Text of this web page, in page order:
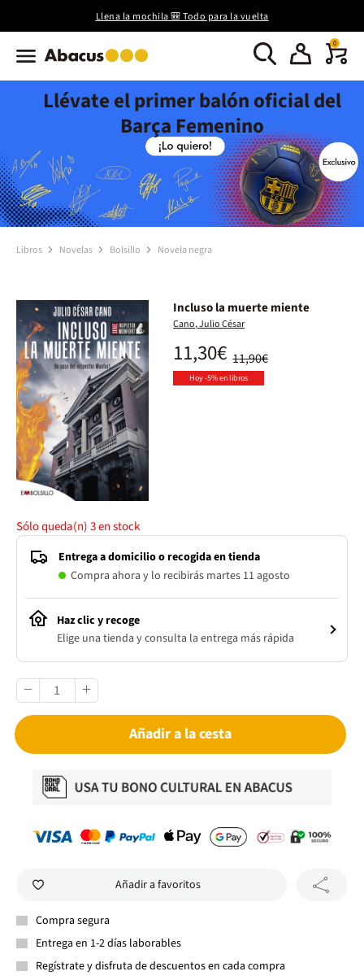
Llena la mochila 🎒 Todo para la vuelta
0
Llévate el primer balón oficial del
Barça Femenino
Libros Novelas Bolsillo Novela negra
Incluso la muerte miente
Cano, Julio César
11,90€
11,30€
Hoy -5% en libros
Sólo queda(n)3en stock
Entrega a domicilio o recogida en tienda
Compra ahora y lo recibirás martes 11 agosto
Haz clic y recoge
Elige una tienda y consulta la entrega más rápida
Añadir a la cesta
Añadir a favoritos
Compra segura
Entrega en 1-2 días laborables
Regístrate y disfruta de descuentos en cada compra